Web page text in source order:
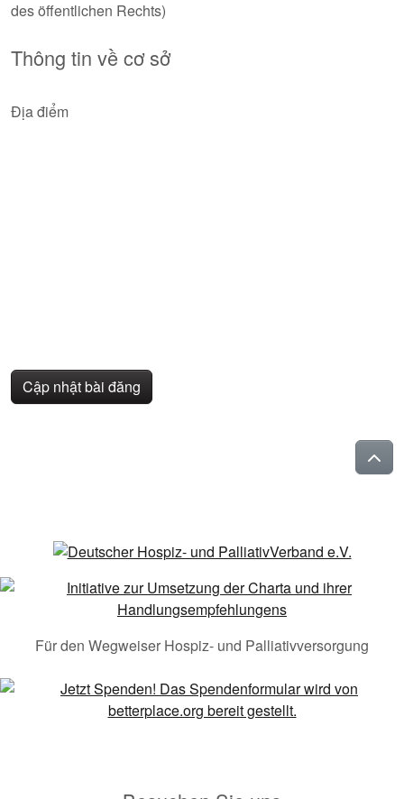
des öffentlichen Rechts)
Thông tin về cơ sở
Địa điểm
Cập nhật bài đăng
Für den Wegweiser Hospiz- und Palliativversorgung